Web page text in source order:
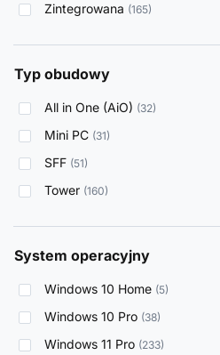
Zintegrowana 165
Typ obudowy
All in One (AiO) 32
Mini PC 31
SFF 51
Tower 160
System operacyjny
Windows 10 Home 5
Windows 10 Pro 38
Windows 11 Pro 233